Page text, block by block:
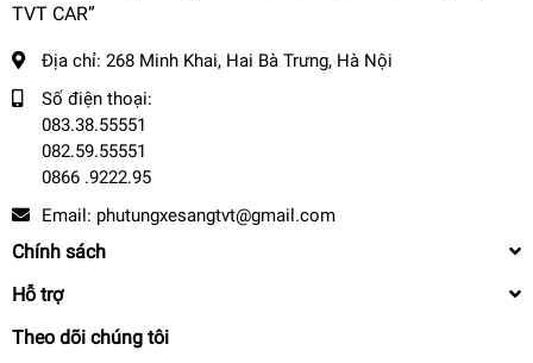
TVT CAR”
Địa chỉ: 268 Minh Khai, Hai Bà Trưng, Hà Nội
Số điện thoại:
083.38.55551
082.59.55551
0866 .9222.95
Email: phutungxesangtvt@gmail.com
Chính sách
Hỗ trợ
Theo dõi chúng tôi